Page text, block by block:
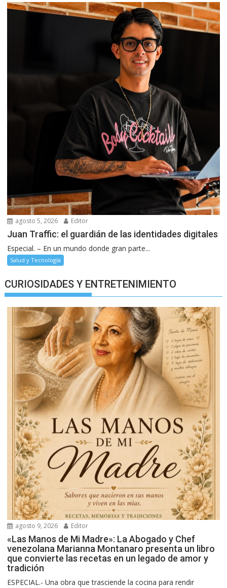
agosto 5, 2026 Editor
Juan Traffic: el guardián de las identidades digitales
Especial. – En un mundo donde gran parte...
Salud y Tecnología
CURIOSIDADES Y ENTRETENIMIENTO
agosto 9, 2026 Editor
«Las Manos de Mi Madre»: La Abogado y Chef
venezolana Marianna Montanaro presenta un libro
que convierte las recetas en un legado de amor y
tradición
ESPECIAL.- Una obra que trasciende la cocina para rendir